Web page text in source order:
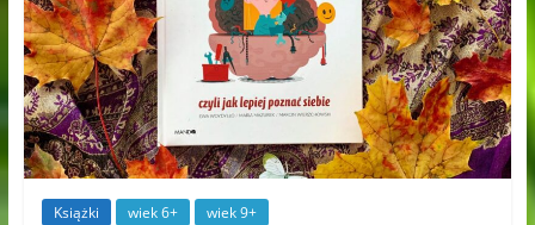
Książki wiek 6+ wiek 9+